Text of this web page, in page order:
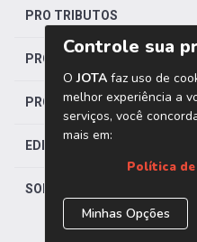
PRO TRIBUTOS
PRO TRABALHISTA
PRO SAÚDE
EDITORIAS
SOBRE O JOTA